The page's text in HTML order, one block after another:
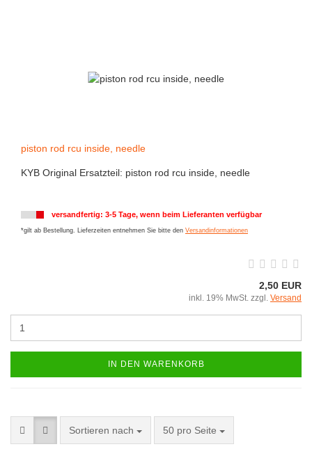
piston rod rcu inside, needle
KYB Original Ersatzteil: piston rod rcu inside, needle
versandfertig: 3-5 Tage, wenn beim Lieferanten verfügbar
*gilt ab Bestellung. Lieferzeiten entnehmen Sie bitte den Versandinformationen
2,50 EUR
inkl. 19% MwSt. zzgl. Versand
IN DEN WARENKORB
Sortieren nach 50 pro Seite